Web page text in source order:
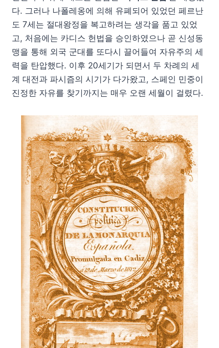
다. 그러나 나폴레옹에 의해 유폐되어 있었던 페르난
도 7세는 절대왕정을 복고하려는 생각을 품고 있었
고, 처음에는 카디스 헌법을 승인하였으나 곧 신성동
맹을 통해 외국 군대를 또다시 끌어들여 자유주의 세
력을 탄압했다. 이후 20세기가 되면서 두 차례의 세
계 대전과 파시즘의 시기가 다가왔고, 스페인 민중이
진정한 자유를 찾기까지는 매우 오랜 세월이 걸렸다.